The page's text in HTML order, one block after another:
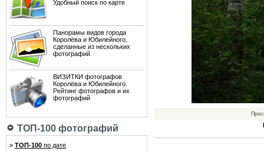
Удобный поиск по карте
Панорамы видов города
Королёва и Юбилейного,
сделанные из нескольких
фотографий
ВИЗИТКИ фотографов
Королёва и Юбилейного.
Рейтинг фотографов и их
фотографий
ТОП-100 фотографий
» ТОП-100 по дате